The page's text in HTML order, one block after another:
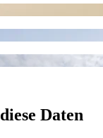
Daten